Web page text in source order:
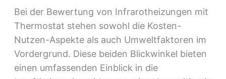
Bei der Bewertung von Infrarotheizungen mit
Thermostat stehen sowohl die Kosten-
Nutzen-Aspekte als auch Umweltfaktoren im
Vordergrund. Diese beiden Blickwinkel bieten
einen umfassenden Einblick in die